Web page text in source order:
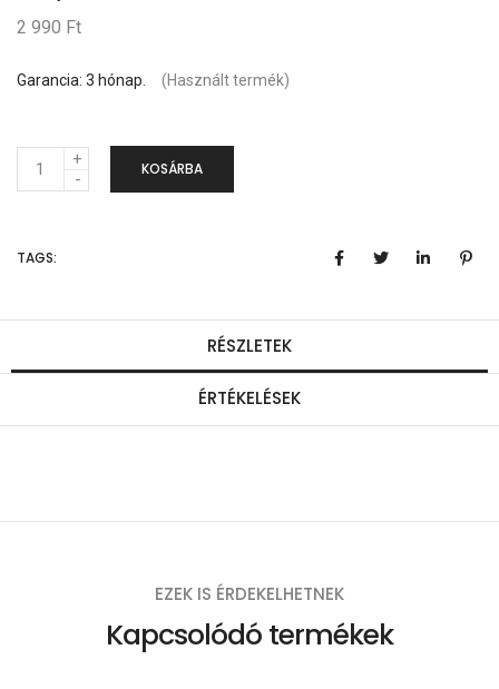
2 990 Ft
Garancia: 3 hónap. (Használt termék)
e
n
g
KOSÁRBA
TAGS:
RÉSZLETEK
ÉRTÉKELÉSEK
EZEK IS ÉRDEKELHETNEK
Kapcsolódó termékek